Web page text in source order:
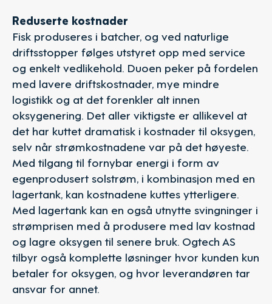
Reduserte kostnader
Fisk produseres i batcher, og ved naturlige
driftsstopper følges utstyret opp med service
og enkelt vedlikehold. Duoen peker på fordelen
med lavere driftskostnader, mye mindre
logistikk og at det forenkler alt innen
oksygenering. Det aller viktigste er allikevel at
det har kuttet dramatisk i kostnader til oksygen,
selv når strømkostnadene var på det høyeste.
Med tilgang til fornybar energi i form av
egenprodusert solstrøm, i kombinasjon med en
lagertank, kan kostnadene kuttes ytterligere.
Med lagertank kan en også utnytte svingninger i
strømprisen med å produsere med lav kostnad
og lagre oksygen til senere bruk. Ogtech AS
tilbyr også komplette løsninger hvor kunden kun
betaler for oksygen, og hvor leverandøren tar
ansvar for annet.